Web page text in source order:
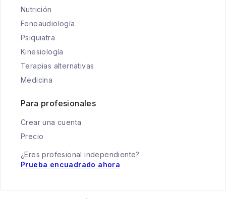
Nutrición
Fonoaudiología
Psiquiatra
Kinesiología
Terapias alternativas
Medicina
Para profesionales
Crear una cuenta
Precio
¿Eres profesional independiente?
Prueba encuadrado ahora